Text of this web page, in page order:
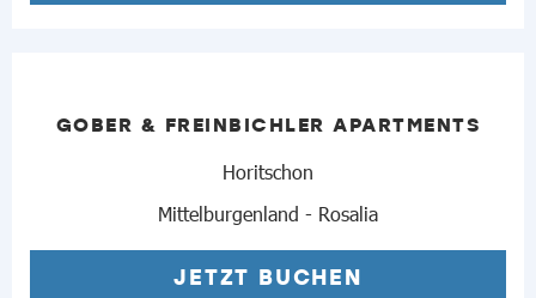
GOBER & FREINBICHLER APARTMENTS
Horitschon
Mittelburgenland - Rosalia
JETZT BUCHEN